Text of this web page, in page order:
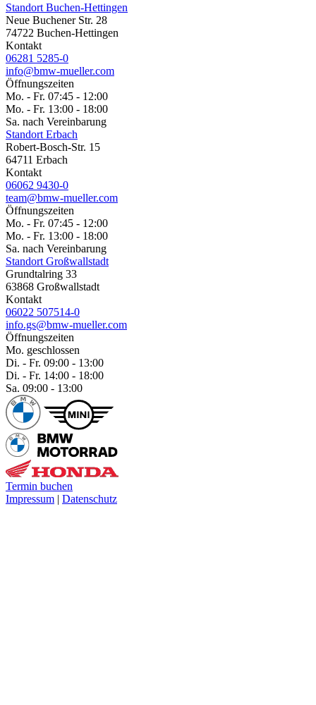
Standort Buchen-Hettingen
Neue Buchener Str. 28
74722 Buchen-Hettingen
Kontakt
06281 5285-0
info@bmw-mueller.com
Öffnungszeiten
Mo. - Fr. 07:45 - 12:00
Mo. - Fr. 13:00 - 18:00
Sa. nach Vereinbarung
Standort Erbach
Robert-Bosch-Str. 15
64711 Erbach
Kontakt
06062 9430-0
team@bmw-mueller.com
Öffnungszeiten
Mo. - Fr. 07:45 - 12:00
Mo. - Fr. 13:00 - 18:00
Sa. nach Vereinbarung
Standort Großwallstadt
Grundtalring 33
63868 Großwallstadt
Kontakt
06022 507514-0
info.gs@bmw-mueller.com
Öffnungszeiten
Mo. geschlossen
Di. - Fr. 09:00 - 13:00
Di. - Fr. 14:00 - 18:00
Sa. 09:00 - 13:00
Termin buchen
Impressum | Datenschutz